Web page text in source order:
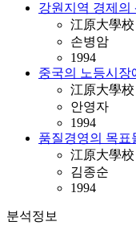
강원지역 경제의
江原大學
손병암
1994
중국의 노등시장
江原大學
안영자
1994
품질경영의 목표
江原大學
김종순
1994
분석정보